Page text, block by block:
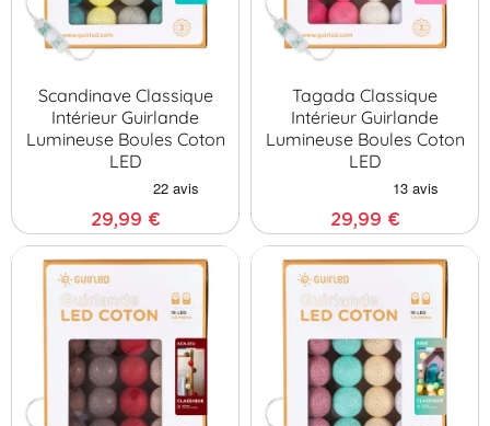
Scandinave Classique
Intérieur Guirlande
Lumineuse Boules Coton
LED
29,99 €
Tagada Classique
Intérieur Guirlande
Lumineuse Boules Coton
LED
29,99 €